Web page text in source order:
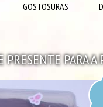
GOSTOSURAS
PARA A